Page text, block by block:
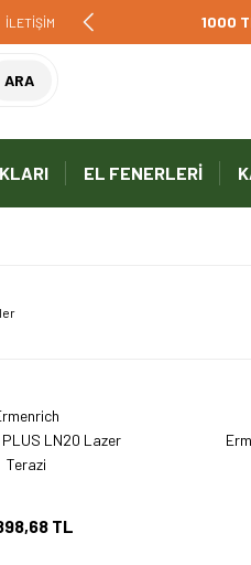
İLETİŞİM 1000
ARA
EL FENERLERİ
LN20 Lazer
Terazi
TL